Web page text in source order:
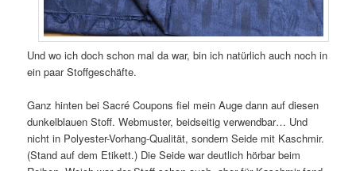
Und wo ich doch schon mal da war, bin ich natürlich auch noch in
ein paar Stoffgeschäfte.
Ganz hinten bei Sacré Coupons fiel mein Auge dann auf diesen
dunkelblauen Stoff. Webmuster, beidseitig verwendbar… Und
nicht in Polyester-Vorhang-Qualität, sondern Seide mit Kaschmir.
(Stand auf dem Etikett.) Die Seide war deutlich hörbar beim